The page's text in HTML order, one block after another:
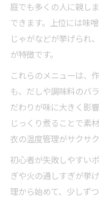
庭でも多くの人に親し
できます。上位には味
じゃがなどが挙げられ
が特徴です。
これらのメニューは、
も、だしや調味料のバ
だわりが味に大きく影
じっくり煮ることで素
衣の温度管理がサクサ
初心者が失敗しやすい
ぎや火の通しすぎが挙
理から始めて、少しず